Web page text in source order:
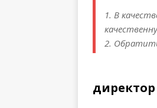
1. В
2.